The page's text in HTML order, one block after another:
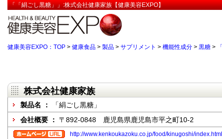
「「絹ごし黒糖」」:株式会社健康家族【健康美容EXPO】
健康美容EXPO：TOP > 健康食品 > 製品 > サプリメント > 機能性成分 > 黒糖 >
株式会社健康家族
製品名 ：
「絹ごし黒糖」
会社概要 ： 〒892-0848 鹿児島県鹿児島市平之町10-2
http://www.kenkoukazoku.co.jp/food/kinugoshi/index.html